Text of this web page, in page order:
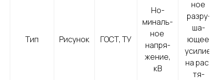
Тип Рисунок ГОСТ, ТУ
Но­
миналь­
ное
нап­ря­
жение,
кВ
ное
раз­ру­
ша­
ющее
уси­лие
на рас­
тя­